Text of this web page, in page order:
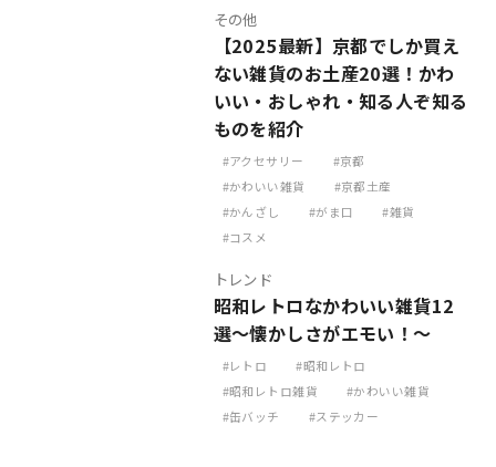
その他
【2025最新】京都でしか買え
ない雑貨のお土産20選！かわ
いい・おしゃれ・知る人ぞ知る
ものを紹介
アクセサリー
京都
かわいい雑貨
京都土産
かんざし
がま口
雑貨
コスメ
トレンド
昭和レトロなかわいい雑貨12
選～懐かしさがエモい！～
レトロ
昭和レトロ
昭和レトロ雑貨
かわいい雑貨
缶バッチ
ステッカー